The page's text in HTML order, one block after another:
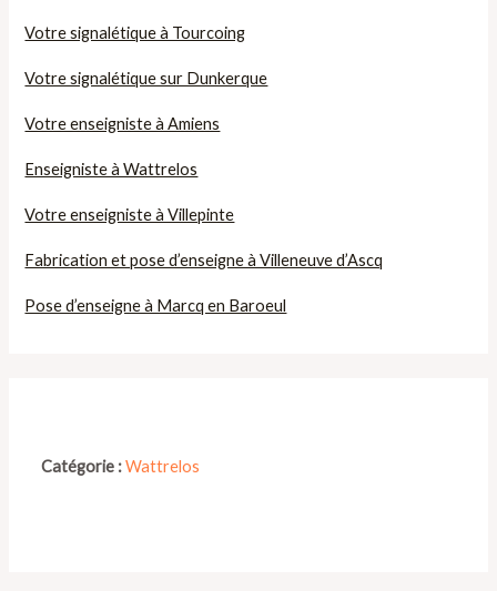
Votre signalétique à Tourcoing
Votre signalétique sur Dunkerque
Votre enseigniste à Amiens
Enseigniste à Wattrelos
Votre enseigniste à Villepinte
Fabrication et pose d’enseigne à Villeneuve d’Ascq
Pose d’enseigne à Marcq en Baroeul
Catégorie :Wattrelos